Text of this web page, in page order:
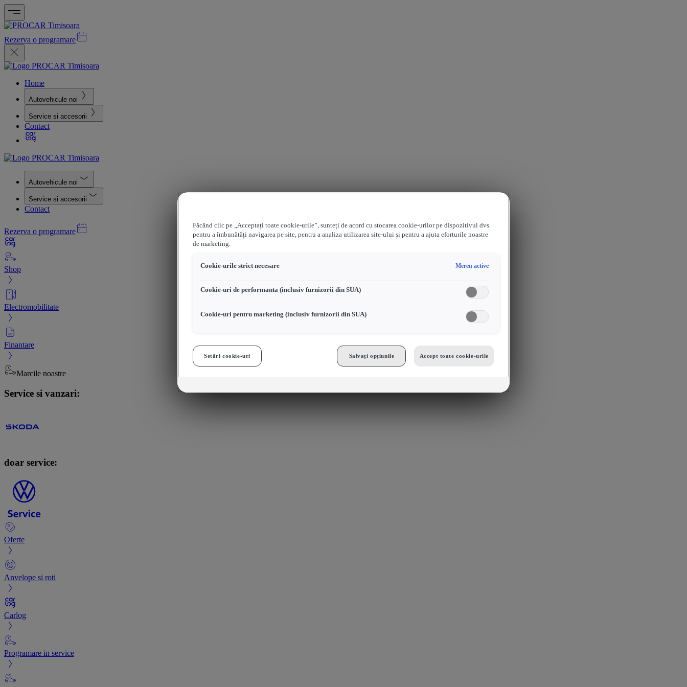
Rezerva o programare
Home
Autovehicule noi
Service si accesorii
Contact
Autovehicule noi
Service si accesorii
Contact
Rezerva o programare
Shop
Electromobilitate
Finantare
Marcile noastre
Service si vanzari:
doar service:
Oferte
Anvelope si roti
Carlog
Programare in service
Făcând clic pe „Acceptați toate cookie-urile”, sunteți de acord cu stocarea cookie-urilor pe dispozitivul dvs.
pentru a îmbunătăți navigarea pe site, pentru a analiza utilizarea site-ului și pentru a ajuta eforturile noastre
de marketing.
Cookie-urile strict necesare Mereu active
Cookie-uri de performanta (inclusiv furnizorii din SUA)
Cookie-uri pentru marketing (inclusiv furnizorii din SUA)
Setări cookie-uri Salvați opțiunile Accept toate cookie-urile